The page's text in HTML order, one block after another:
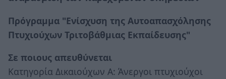
Πρόγραμμα "Ενίσχυση της Αυτοαπασχόλησης
Πτυχιούχων Τριτοβάθμιας Εκπαίδευσης"
Σε ποιους απευθύνεται
Κατηγορία Δικαιούχων Α: Άνεργοι πτυχιούχοι